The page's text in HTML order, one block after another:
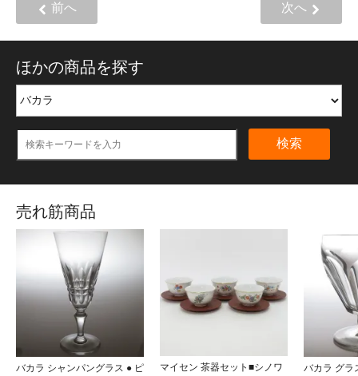
前へ 次へ
ほかの商品を探す
検索
売れ筋商品
バカラ シャンパングラス ● ピ
マイセン 茶器セット■シノワ
バカラ グラ